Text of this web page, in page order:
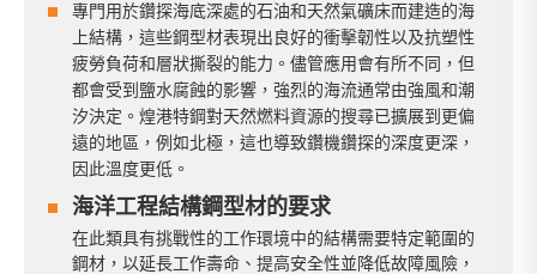
專門用於鑽探海底深處的石油和天然氣礦床而建造的海
上結構，這些鋼型材表現出良好的衝擊韌性以及抗塑性
疲勞負荷和層狀撕裂的能力。儘管應用會有所不同，但
都會受到鹽水腐蝕的影響，強烈的海流通常由強風和潮
汐決定。煌港特鋼對天然燃料資源的搜尋已擴展到更偏
遠的地區，例如北極，這也導致鑽機鑽探的深度更深，
因此溫度更低。
海洋工程結構鋼型材的要求
在此類具有挑戰性的工作環境中的結構需要特定範圍的
鋼材，以延長工作壽命、提高安全性並降低故障風險，